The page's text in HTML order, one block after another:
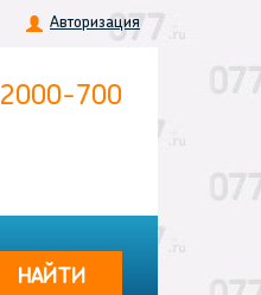
Авторизация
2000-700
НАЙТИ